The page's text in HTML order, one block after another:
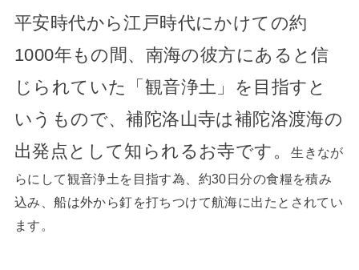
平安時代から江戸時代にかけての約
1000年もの間、 南海の彼方にあると信
じられていた「観音浄土」を目指すと
いうもので、補陀洛山寺は補陀洛渡海の
出発点として知られるお寺です。生きなが
らにして観音浄土を目指す為、約30日分の食糧を積み
込み、船は外から釘を打ちつけて航海に出たとされてい
ます。